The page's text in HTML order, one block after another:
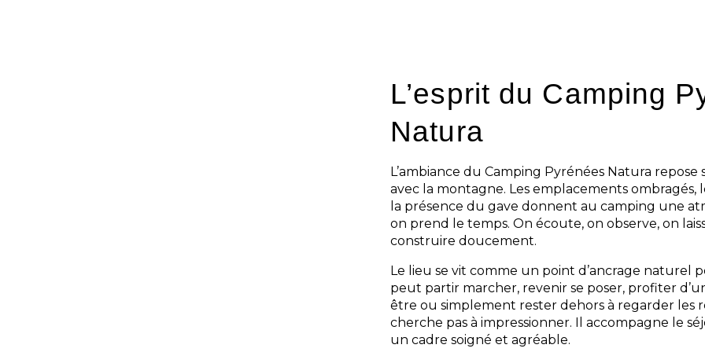
L’esprit du Camping
Natura
L’ambiance du Camping Pyrénées Natura
avec la montagne. Les emplacements ombragés,
la présence du gave donnent au camping une
on prend le temps. On écoute, on observe, on
construire doucement.
Le lieu se vit comme un point d’ancrage naturel
peut partir marcher, revenir se poser, profiter
être ou simplement rester dehors à regarder les
cherche pas à impressionner. Il accompagne le
un cadre soigné et agréable.